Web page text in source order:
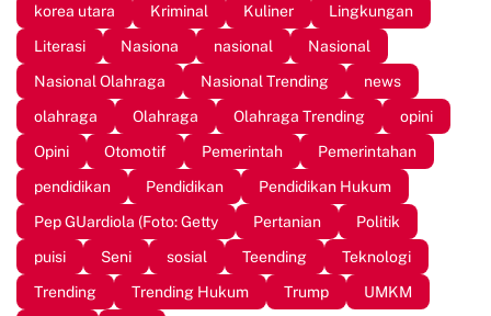
korea utara
Kriminal Kuliner
Lingkungan
Literasi
Nasiona nasional
Nasional
Nasional Olahraga
Nasional Trending
news
olahraga
Olahraga Olahraga Trending
opini
Opini
Otomotif Pemerintah
Pemerintahan
pendidikan
Pendidikan
Pendidikan Hukum
Pep GUardiola (Foto: Getty
Pertanian
Politik
puisi
Seni sosial Teending
Teknologi
Trending
Trending Hukum Trump
UMKM